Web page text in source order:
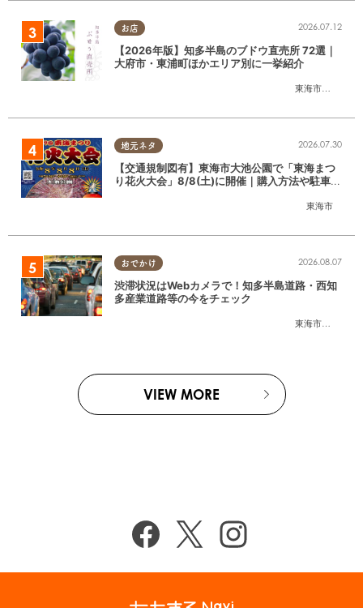
お店
東海市
,大府市
2026.07.12
【2026年版】知多半島のブドウ直売所 72選｜
大府市・東浦町ほかエリア別に一挙紹介
地元ネタ
東海市
2026.07.30
【交通規制図有】東海市大池公園で「東海まつ
り花火大会」8/8(土)に開催｜購入方法や駐車場
おでかけ
東海市
,大府市
2026.08.07
渋滞状況はWebカメラで！知多半島道路・西知
多産業道路等の今をチェック
VIEW MORE